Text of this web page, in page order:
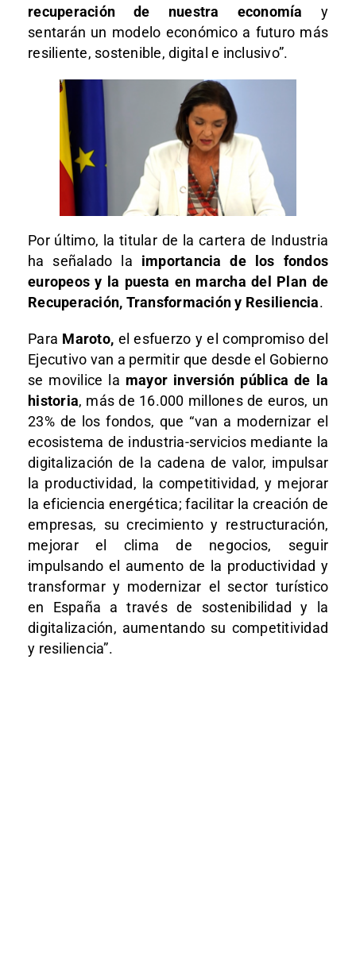
recuperación de nuestra economía y
sentarán un modelo económico a futuro más
resiliente, sostenible, digital e inclusivo”.
Por último, la titular de la cartera de Industria
ha señalado la importancia de los fondos
europeos y la puesta en marcha del Plan de
Recuperación, Transformación y Resiliencia.
Para Maroto, el esfuerzo y el compromiso del
Ejecutivo van a permitir que desde el Gobierno
se movilice la mayor inversión pública de la
historia, más de 16.000 millones de euros, un
23% de los fondos, que “van a modernizar el
ecosistema de industria-servicios mediante la
digitalización de la cadena de valor, impulsar
la productividad, la competitividad, y mejorar
la eficiencia energética; facilitar la creación de
empresas, su crecimiento y restructuración,
mejorar el clima de negocios, seguir
impulsando el aumento de la productividad y
transformar y modernizar el sector turístico
en España a través de sostenibilidad y la
digitalización, aumentando su competitividad
y resiliencia”.